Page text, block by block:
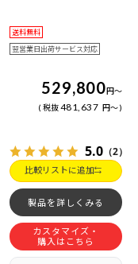
送料無料
翌営業日出荷サービス対応
529,800円～
税抜481,637 円～
5.0 （2）
比較リストに追加
製品を詳しくみる
カスタマイズ・
購入はこちら